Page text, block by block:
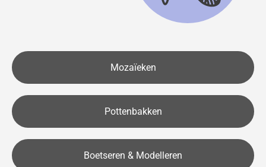
Mozaïeken
Pottenbakken
Boetseren & Modelleren